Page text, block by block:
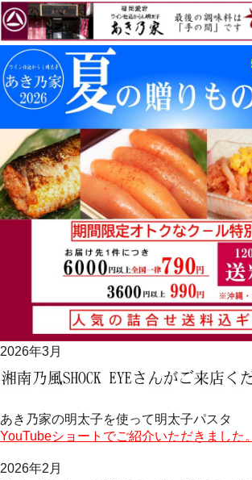
2026年3月
あき乃家の明太子を使って明太子パスタ
YouTubeショートでご紹介いただきました。
2026年2月